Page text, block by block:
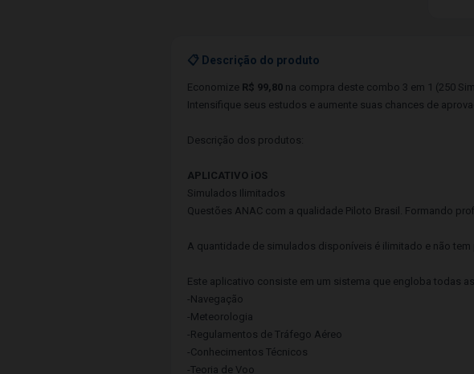
📋 Descrição do produto
Economize R$ 99,80 na compra deste combo 3 em 1 (250
Intensifique seus estudos e aumente suas chances de
Descrição dos produtos:
APLICATIVO iOS
Simulados Ilimitados
Questões ANAC com a qualidade Piloto Brasil. Formando
A quantidade de simulados disponíveis é ilimitado e não tem
Este aplicativo consiste em um sistema que engloba todas
-Navegação
-Meteorologia
-Regulamentos de Tráfego Aéreo
-Conhecimentos Técnicos
-Teoria de Voo